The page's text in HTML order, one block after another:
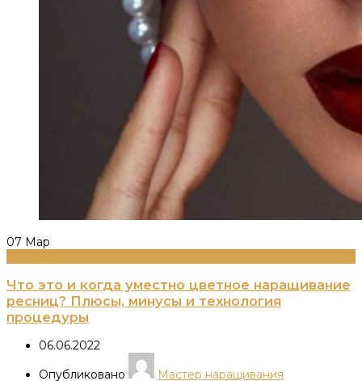
07 Мар
Что это и когда уместно цветное наращивание
ресниц? Плюсы, минусы и технология
процедуры
06.06.2022
Опубликовано
Мастер наращивания